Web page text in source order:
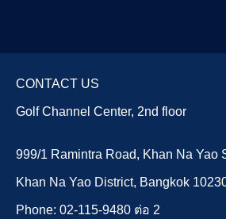
CONTACT US
Golf Channel Center, 2nd floor
999/1 Ramintra Road, Khan Na Yao
Khan Na Yao District, Bangkok
Phone: 02-115-9480 ต่อ 2